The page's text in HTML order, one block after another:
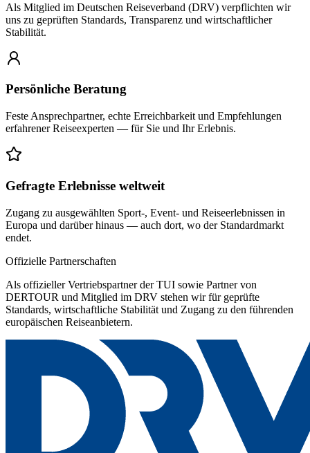
Als Mitglied im Deutschen Reiseverband (DRV) verpflichten wir
uns zu geprüften Standards, Transparenz und wirtschaftlicher
Stabilität.
Persönliche Beratung
Feste Ansprechpartner, echte Erreichbarkeit und Empfehlungen
erfahrener Reiseexperten — für Sie und Ihr Erlebnis.
Gefragte Erlebnisse weltweit
Zugang zu ausgewählten Sport-, Event- und Reiseerlebnissen in
Europa und darüber hinaus — auch dort, wo der Standardmarkt
endet.
Offizielle Partnerschaften
Als offizieller Vertriebspartner der TUI sowie Partner von
DERTOUR und Mitglied im DRV stehen wir für geprüfte
Standards, wirtschaftliche Stabilität und Zugang zu den führenden
europäischen Reiseanbietern.